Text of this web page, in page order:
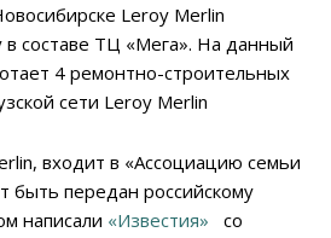
Leroy Merlin
в составе ТЦ «Мега». На данный
4 ремонтно-строительных
сети Leroy Merlin
входит в «Ассоциацию семьи
быть передан российскому
написали «Известия» со